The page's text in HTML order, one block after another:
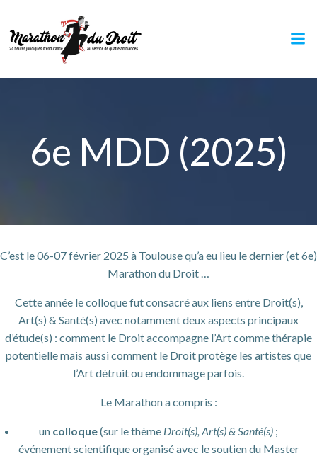
6e MDD (2025)
C’est le 06-07 février 2025 à Toulouse qu’a eu lieu le dernier (et 6e)
Marathon du Droit …
Cette année le colloque fut consacré aux liens entre Droit(s),
Art(s) & Santé(s) avec notamment deux aspects principaux
d’étude(s) : comment le Droit accompagne l’Art comme thérapie
potentielle mais aussi comment le Droit protège les artistes que
l’Art détruit ou endommage parfois.
Le Marathon a compris :
un colloque(sur le thème Droit(s), Art(s) & Santé(s) ;
événement scientifique organisé avec le soutien du Master